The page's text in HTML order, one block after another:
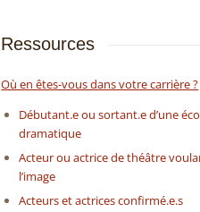
Ressources
Où en êtes-vous dans votre carrière ?
Débutant.e ou sortant.e d’une
dramatique
Acteur ou actrice de théâtre
l’image
Acteurs et actrices confirmé.e.s